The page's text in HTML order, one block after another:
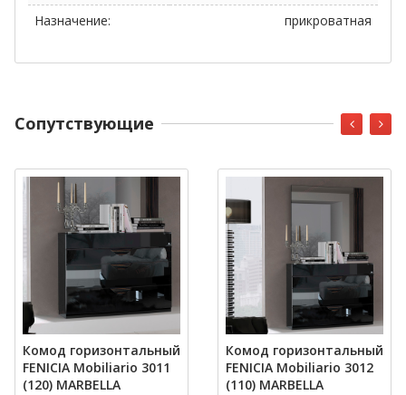
Назначение:
прикроватная
Cопутствующие
Комод горизонтальный
FENICIA Mobiliario 3011
(120) MARBELLA
Комод горизонтальный
FENICIA Mobiliario 3012
(110) MARBELLA